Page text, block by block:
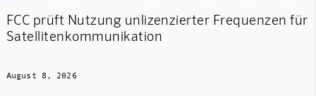
FCC prüft Nutzung unlizenzierter Frequenzen für
Satellitenkommunikation
August 8, 2026